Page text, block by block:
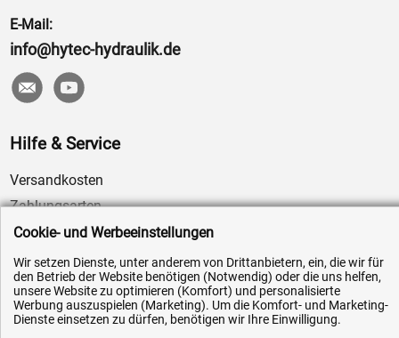
E-Mail:
info@hytec-hydraulik.de
Hilfe & Service
Versandkosten
Zahlungsarten
Service
AGB / Widerrufsrecht
Datenschutz
Impressum
Cookie- und Werbeeinstellungen
Wir setzen Dienste, unter anderem von Drittanbietern, ein, die wir für
den Betrieb der Website benötigen (Notwendig) oder die uns helfen,
unsere Website zu optimieren (Komfort) und personalisierte
Werbung auszuspielen (Marketing). Um die Komfort- und Marketing-
Dienste einsetzen zu dürfen, benötigen wir Ihre Einwilligung.